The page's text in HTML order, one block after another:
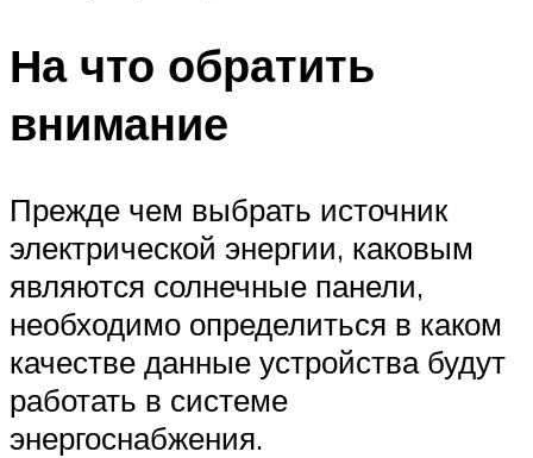
На что обратить
внимание
Прежде чем выбрать источник
электрической энергии, каковым
являются солнечные панели,
необходимо определиться в каком
качестве данные устройства будут
работать в системе
энергоснабжения.